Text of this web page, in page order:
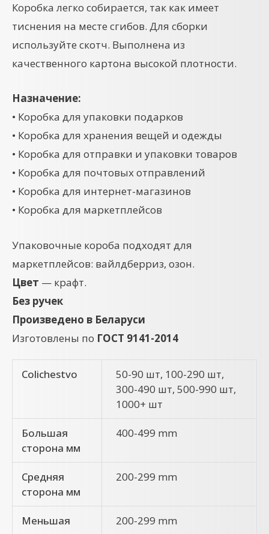
Коробка легко собирается, так как имеет
тиснения на месте сгибов. Для сборки
используйте скотч. Выполнена из
качественного картона высокой плотности.
Назначение:
• Коробка для упаковки подарков
• Коробка для хранения вещей и одежды
• Коробка для отправки и упаковки товаров
• Коробка для почтовых отправлений
• Коробка для интернет-магазинов
• Коробка для маркетплейсов
Упаковочные короба подходят для
маркетплейсов: вайлдберриз, озон.
Цвет — крафт.
Без ручек
Произведено в Беларуси
Изготовлены по ГОСТ 9141-2014
Colichestvo
50-90 шт, 100-290 шт,
300-490 шт, 500-990 шт,
1000+ шт
Большая
сторона мм
400-499 mm
Средняя
сторона мм
200-299 mm
Меньшая
200-299 mm